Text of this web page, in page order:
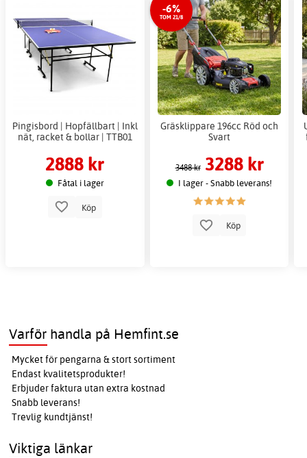
Pingisbord | Hopfällbart | Inkl
nät, racket & bollar | TTB01
2888 kr
Fåtal i lager
Köp
-6%
TOM 21/8
Gräsklippare 196cc Röd och
Svart
3488 kr 3288 kr
I lager - Snabb leverans!
Köp
Varför handla på Hemfint.se
Mycket för pengarna & stort sortiment
Endast kvalitetsprodukter!
Erbjuder faktura utan extra kostnad
Snabb leverans!
Trevlig kundtjänst!
Viktiga länkar